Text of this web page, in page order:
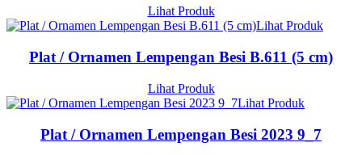
Lihat Produk
Lihat Produk
Plat / Ornamen Lempengan Besi B.611 (5 cm)
Lihat Produk
Lihat Produk
Plat / Ornamen Lempengan Besi 2023 9_7